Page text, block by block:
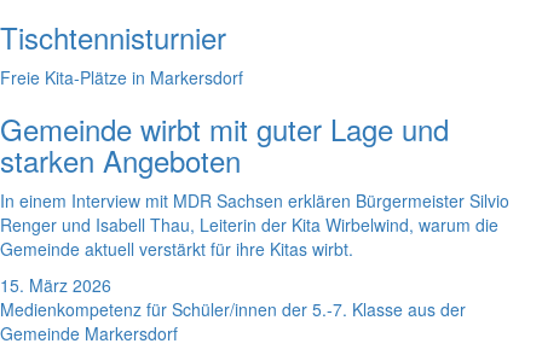
Tischtennisturnier
Freie Kita-Plätze in Markersdorf
Gemeinde wirbt mit guter Lage und
starken Angeboten
In einem Interview mit MDR Sachsen erklären Bürgermeister Silvio
Renger und Isabell Thau, Leiterin der Kita Wirbelwind, warum die
Gemeinde aktuell verstärkt für ihre Kitas wirbt.
15. März 2026
Medienkompetenz für Schüler/innen der 5.-7. Klasse aus der
Gemeinde Markersdorf